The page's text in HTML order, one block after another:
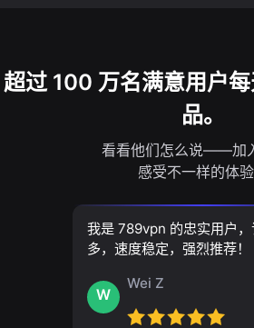
超过 100 万名满意用户
品。
看看他们怎么说——加
感受不一样的体验
我是 789vpn 的忠实用户
多，速度稳定，强烈推荐！
W
Wei Z